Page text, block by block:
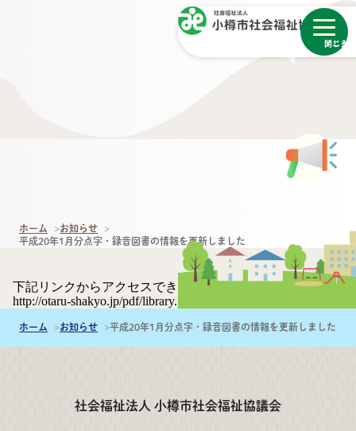
メニュー
閉じる
ホーム
お知らせ
平成20年1月分点字・録音図書の情報を更新しました
下記リンクからアクセスできます。
http://otaru-shakyo.jp/pdf/library.pdf
ホーム
お知らせ 平成20年1月分点字・録音図書の情報を更新しました
社会福祉法人 小樽市社会福祉協議会